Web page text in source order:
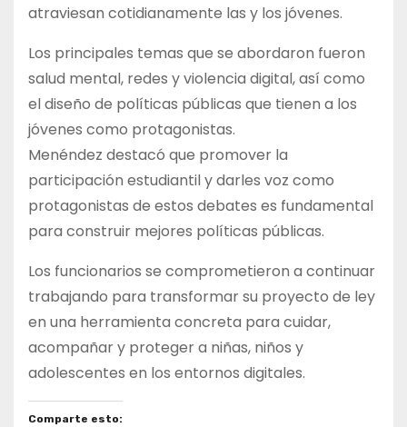
atraviesan cotidianamente las y los jóvenes.
Los principales temas que se abordaron fueron
salud mental, redes y violencia digital, así como
el diseño de políticas públicas que tienen a los
jóvenes como protagonistas.
Menéndez destacó que promover la
participación estudiantil y darles voz como
protagonistas de estos debates es fundamental
para construir mejores políticas públicas.
Los funcionarios se comprometieron a continuar
trabajando para transformar su proyecto de ley
en una herramienta concreta para cuidar,
acompañar y proteger a niñas, niños y
adolescentes en los entornos digitales.
Comparte esto: